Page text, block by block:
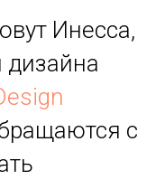
Инесса,
дизайна
с